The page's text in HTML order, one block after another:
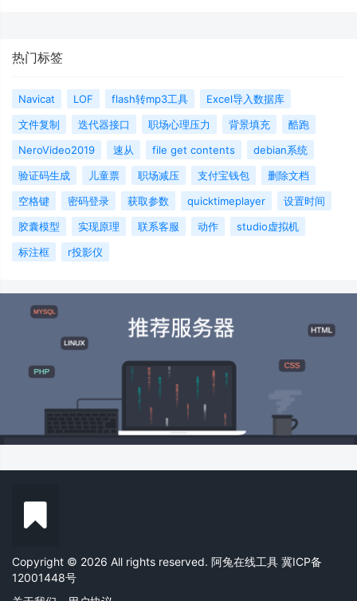
热门标签
Navicat LOF flash转mp3工具
Excel导入数据库
文件复制
迭代器接口 职场心理压力 背景填充
酷跑
NeroVideo2019
速从 file get contents
debian系统
验证码生成
儿童票 职场减压 支付宝钱包
删除文档
空格键
密码登录 获取参数 quicktimeplayer
设置时间
胶囊模型
实现原理 联系客服 动作
studio虚拟机
标注框
r投影仪
Copyright © 2026 All rights reserved. 阿兔在线工具 冀ICP备
12001448号